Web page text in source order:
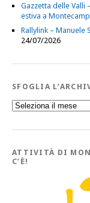
Gazzetta delle Valli
estiva a
Rallylink – Manuele
24/07/2026
SFOGLIA
Sfoglia
l’Archivio
tutti
Articoli
ATTIVITÀ DI
C’È!